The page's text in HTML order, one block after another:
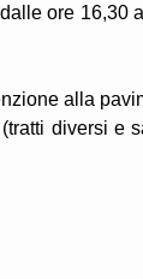
ore 16,30
alla
diversi e